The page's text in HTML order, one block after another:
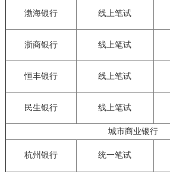
渤海银行 线上笔试
浙商银行 线上笔试
恒丰银行 线上笔试
民生银行 线上笔试
城市商业银行
杭州银行 统一笔试